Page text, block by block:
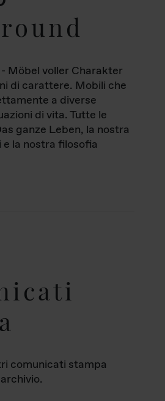
- Möbel voller Charakter
di carattere. Mobili che
a diverse
di vita. Tutte le
ganze Leben, la nostra
la nostra filosofia
comunicati stampa